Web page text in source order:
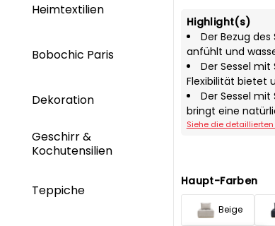
Heimtextilien
Bobochic Paris
Dekoration
Geschirr &
Kochutensilien
Teppiche
Highlight(s)
Der Bezug
anfühlt und
Der Sessel
Flexibilität bietet
Der Sessel
bringt eine
Siehe die
Haupt-Farben
Beige